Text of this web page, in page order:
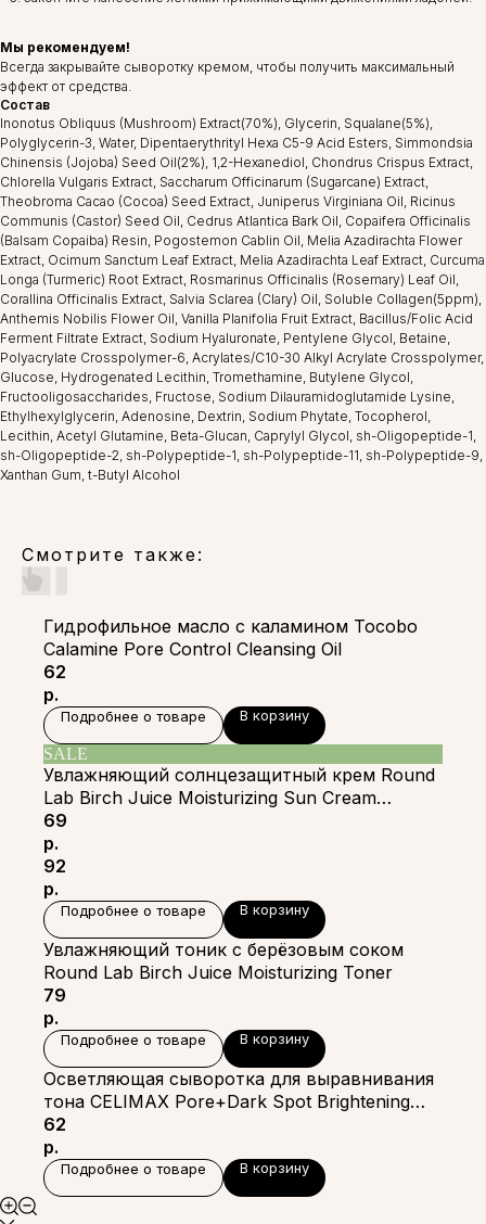
Мы рекомендуем!
Всегда закрывайте сыворотку кремом, чтобы получить максимальный
эффект от средства.
Состав
Inonotus Obliquus (Mushroom) Extract(70%), Glycerin, Squalane(5%),
Polyglycerin-3, Water, Dipentaerythrityl Hexa C5-9 Acid Esters, Simmondsia
Chinensis (Jojoba) Seed Oil(2%), 1,2-Hexanediol, Chondrus Crispus Extract,
Chlorella Vulgaris Extract, Saccharum Officinarum (Sugarcane) Extract,
Theobroma Cacao (Cocoa) Seed Extract, Juniperus Virginiana Oil, Ricinus
Communis (Castor) Seed Oil, Cedrus Atlantica Bark Oil, Copaifera Officinalis
(Balsam Copaiba) Resin, Pogostemon Cablin Oil, Melia Azadirachta Flower
Extract, Ocimum Sanctum Leaf Extract, Melia Azadirachta Leaf Extract, Curcuma
Longa (Turmeric) Root Extract, Rosmarinus Officinalis (Rosemary) Leaf Oil,
Corallina Officinalis Extract, Salvia Sclarea (Clary) Oil, Soluble Collagen(5ppm),
Anthemis Nobilis Flower Oil, Vanilla Planifolia Fruit Extract, Bacillus/Folic Acid
Ferment Filtrate Extract, Sodium Hyaluronate, Pentylene Glycol, Betaine,
Polyacrylate Crosspolymer-6, Acrylates/C10-30 Alkyl Acrylate Crosspolymer,
Glucose, Hydrogenated Lecithin, Tromethamine, Butylene Glycol,
Fructooligosaccharides, Fructose, Sodium Dilauramidoglutamide Lysine,
Ethylhexylglycerin, Adenosine, Dextrin, Sodium Phytate, Tocopherol,
Lecithin, Acetyl Glutamine, Beta-Glucan, Caprylyl Glycol, sh-Oligopeptide-1,
sh-Oligopeptide-2, sh-Polypeptide-1, sh-Polypeptide-11, sh-Polypeptide-9,
Xanthan Gum, t-Butyl Alcohol
Смотрите также:
Гидрофильное масло с каламином Tocobo
Calamine Pore Control Cleansing Oil
62
р.
Подробнее о товаре В корзину
SALE
Увлажняющий солнцезащитный крем Round
Lab Birch Juice Moisturizing Sun Cream
SPF50+ PA++++
69
р.
92
р.
Подробнее о товаре В корзину
Увлажняющий тоник с берёзовым соком
Round Lab Birch Juice Moisturizing Toner
79
р.
Подробнее о товаре В корзину
Осветляющая сыворотка для выравнивания
тона CELIMAX Pore+Dark Spot Brightening
Serum
62
р.
Подробнее о товаре В корзину